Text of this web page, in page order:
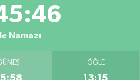
Namazı
ÖĞLE
13:15